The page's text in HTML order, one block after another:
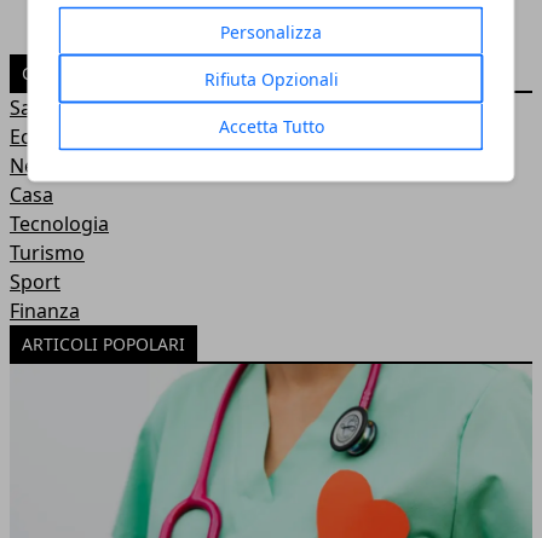
Personalizza
Rifiuta Opzionali
Accetta Tutto
CATEGORIE
Salute
Economia
News
Casa
Tecnologia
Turismo
Sport
Finanza
ARTICOLI POPOLARI